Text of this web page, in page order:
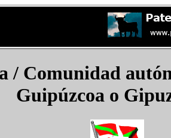
/ Comunidad
Guipúzcoa o